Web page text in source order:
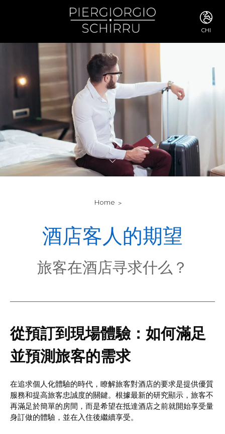
CHI
FRA
KOR
Home
酒店客人的期望
旅客在酒店寻求什么？
從預訂到現場體驗：如何滿足
並預測旅客的需求
在追求個人化體驗的時代，瞭解旅客對酒店的要求是提供優質
服務和提高旅客忠誠度的關鍵。根據最新的研究顯示，旅客不
再滿足於簡單的房間，而是希望在抵達酒店之前就開始享受量
身訂做的體驗，並在入住後繼續享受。